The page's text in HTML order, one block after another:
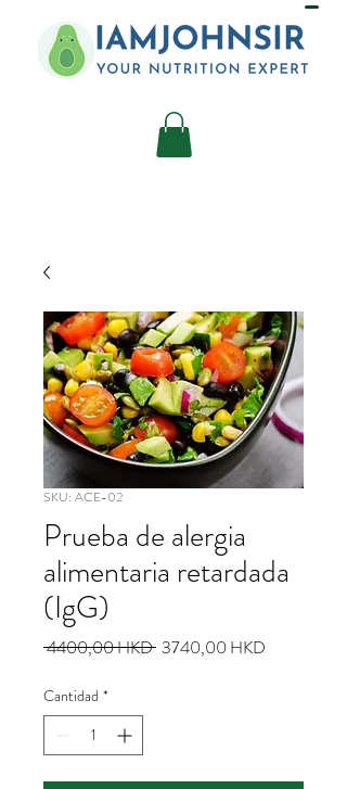
SKU: ACE-02
Prueba de alergia
alimentaria retardada
(IgG)
4400,00 HKD Precio
3740,00 HKD
Cantidad *